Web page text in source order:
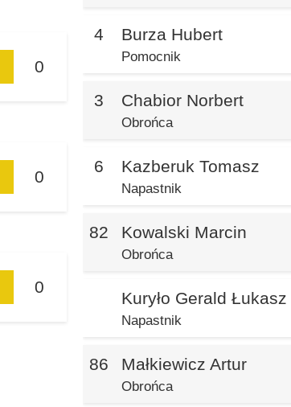
4 Burza Hubert
Pomocnik
3 Chabior Norbert
Obrońca
6 Kazberuk Tomasz
Napastnik
82 Kowalski Marcin
Obrońca
Kuryło Gerald Łukasz
Napastnik
86 Małkiewicz Artur
Obrońca
0
0
0